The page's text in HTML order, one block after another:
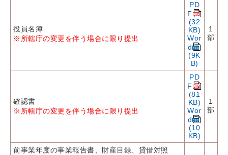
役員名簿
※所轄庁の変更を伴う場合に限り提出
PD
F
(32
KB)
Wor
d
(9K
B)
1
部
確認書
※所轄庁の変更を伴う場合に限り提出
PD
F
(81
KB)
Wor
d
(10
KB)
1
部
前事業年度の事業報告書、財産目録、貸借対照